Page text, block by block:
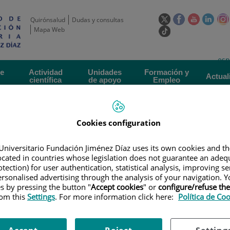
Quirónsalud
Dudas y consultas
Mapa Web
Este
enlace
en
una
ventana
Este
en
una
ventana
Este
en
una
ventana
Este
en
una
Enlace
aplicación
externa.
idioma
Actividad
científica
Unidades
de apoyo
Formación y
Empleo
DE FORMACIÓN
Cookies configuration
Fundación Jiménez Díaz uses its own cookies and
in countries whose legislation does not guarantee an
for user authentication, statistical analysis, improving
advertising through the analysis of your navigation.
by pressing the button "Accept cookies" or configure/refuse
thisSettings. For more information click here: Política de